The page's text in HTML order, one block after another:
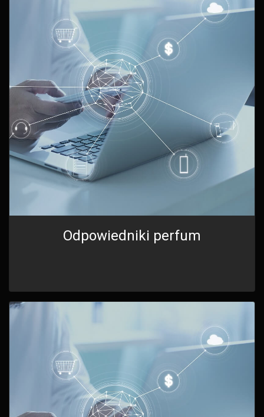
Odpowiedniki perfum